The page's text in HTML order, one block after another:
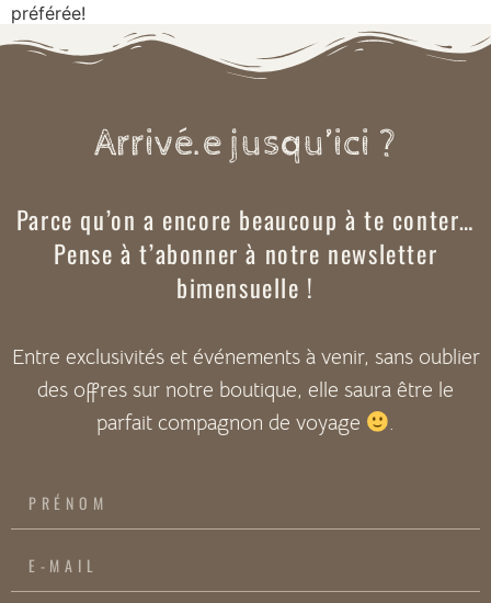
préférée!
Arrivé.e jusqu’ici ?
Parce qu’on a encore beaucoup à te conter…
Pense à t’abonner à notre newsletter
bimensuelle !
Entre exclusivités et événements à venir, sans oublier
des offres sur notre boutique, elle saura être le
parfait compagnon de voyage
.